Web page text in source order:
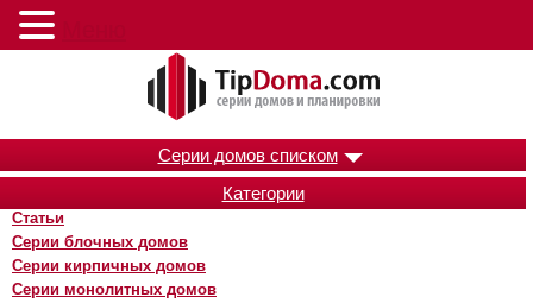
Серии домов списком
Категории
Статьи
Серии блочных домов
Серии кирпичных домов
Серии монолитных домов